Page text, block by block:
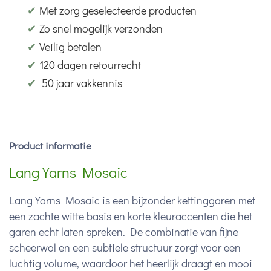
✔ Met zorg geselecteerde producten
✔ Zo snel mogelijk verzonden
✔ Veilig betalen
✔ 120 dagen retourrecht
✔ 50 jaar vakkennis
Product informatie
Lang Yarns Mosaic
Lang Yarns Mosaic is een bijzonder kettinggaren met
een zachte witte basis en korte kleuraccenten die het
garen echt laten spreken. De combinatie van fijne
scheerwol en een subtiele structuur zorgt voor een
luchtig volume, waardoor het heerlijk draagt en mooi